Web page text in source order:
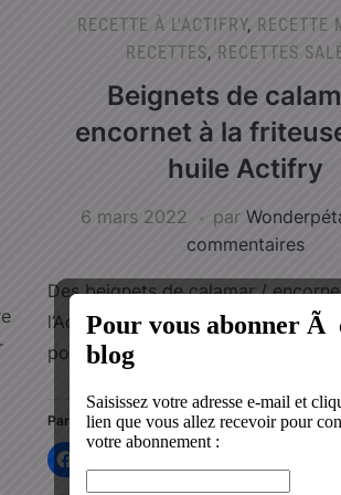
RECETTE À L'ACTIFRY, RECETTE
RECETTES, RECETTES
Beignets de
encornet à la
huile Actifry
6 mars 2022 par
commentaires
Des beignets de calamar /
l’Actifry avec juste une cuillère à
pour manger enfin des beignets
Partager :